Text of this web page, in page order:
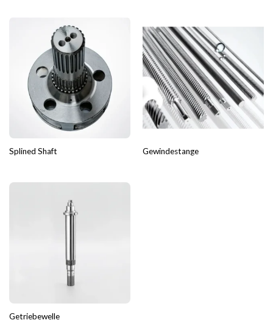
Splined Shaft Gewindestange
Getriebewelle